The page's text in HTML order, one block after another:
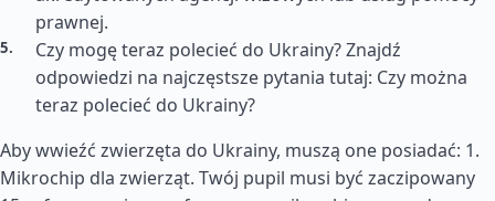
prawnej.
Czy mogę teraz polecieć do Ukrainy? Znajdź
odpowiedzi na najczęstsze pytania tutaj: Czy można
teraz polecieć do Ukrainy?
Aby wwieźć zwierzęta do Ukrainy, muszą one posiadać: 1.
Mikrochip dla zwierząt. Twój pupil musi być zaczipowany